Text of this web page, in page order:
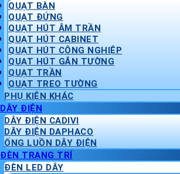
QUẠT BÀN
QUẠT ĐỨNG
QUẠT HÚT ÂM TRẦN
QUẠT HÚT CABINET
QUẠT HÚT CÔNG NGHIỆP
QUẠT HÚT GẮN TƯỜNG
QUẠT TRẦN
QUẠT TREO TƯỜNG
PHỤ KIỆN KHÁC
DÂY ĐIỆN
DÂY ĐIỆN CADIVI
DÂY ĐIỆN DAPHACO
ỐNG LUỒN DÂY ĐIỆN
ĐÈN TRANG TRÍ
ĐÈN LED DÂY